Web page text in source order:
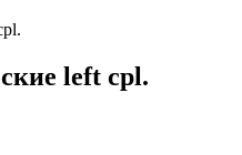
left cpl.